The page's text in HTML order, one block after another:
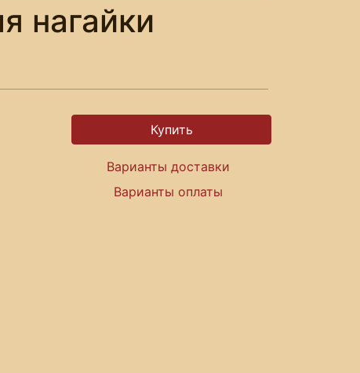
нагайки
Варианты доставки
Варианты оплаты